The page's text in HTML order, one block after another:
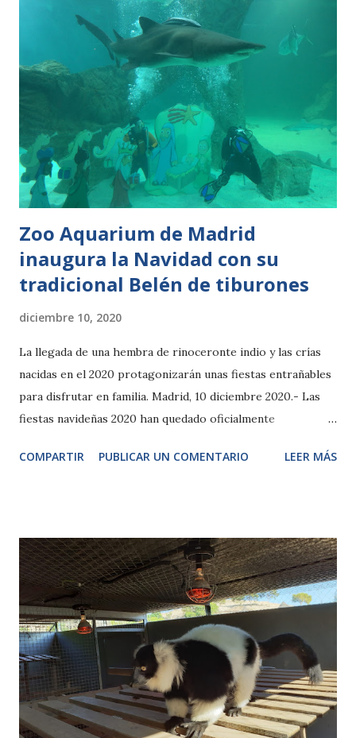
BIOPARC Valencia el 15 de abril del 2019. Este joven macho,
hace justo un mes, ha sido trasladado al Shepreth Wildlife
Park en Cambridge (Reino Unido) para formar un grupo
reproductor de su especie junto a dos hembras, Saphira
procedente de Gales y Elsi de la República Checa. Aun con
la difícil coyuntura internacional motivada por la pandemia
del COVID-19, es necesario mantener los programas de
conservación de las especies en peligro de extinción. En
este sentido, el viaje estaba programado c...
Zoo Aquarium de Madrid
inaugura la Navidad con su
tradicional Belén de tiburones
diciembre 10, 2020
La llegada de una hembra de rinoceronte indio y las crías
nacidas en el 2020 protagonizarán unas fiestas entrañables
para disfrutar en familia. Madrid, 10 diciembre 2020.- Las
fiestas navideñas 2020 han quedado oficialmente
de su tradicional Belén acuático en el tanque de tiburones.
provistos de aletas y máscaras, y rodeados de tiburones
grises, toro, nodriza y diversas especies marinas como
tortugas, meros, rayas, barracudas o rémoras. Al finalizar la
instalación de las 5 figuras de metacrilato que integran el
Nacimiento y los Reyes Magos, la pareja de buceadores ha
sumergido una bolsa de plástico con una mascarilla y
guantes recordando la importancia de actuar con pequeños
gestos para mantener limpios y sanos los mares y océanos,
especialmente en este año de pandemia....
COMPARTIR PUBLICAR UN COMENTARIO LEER MÁS